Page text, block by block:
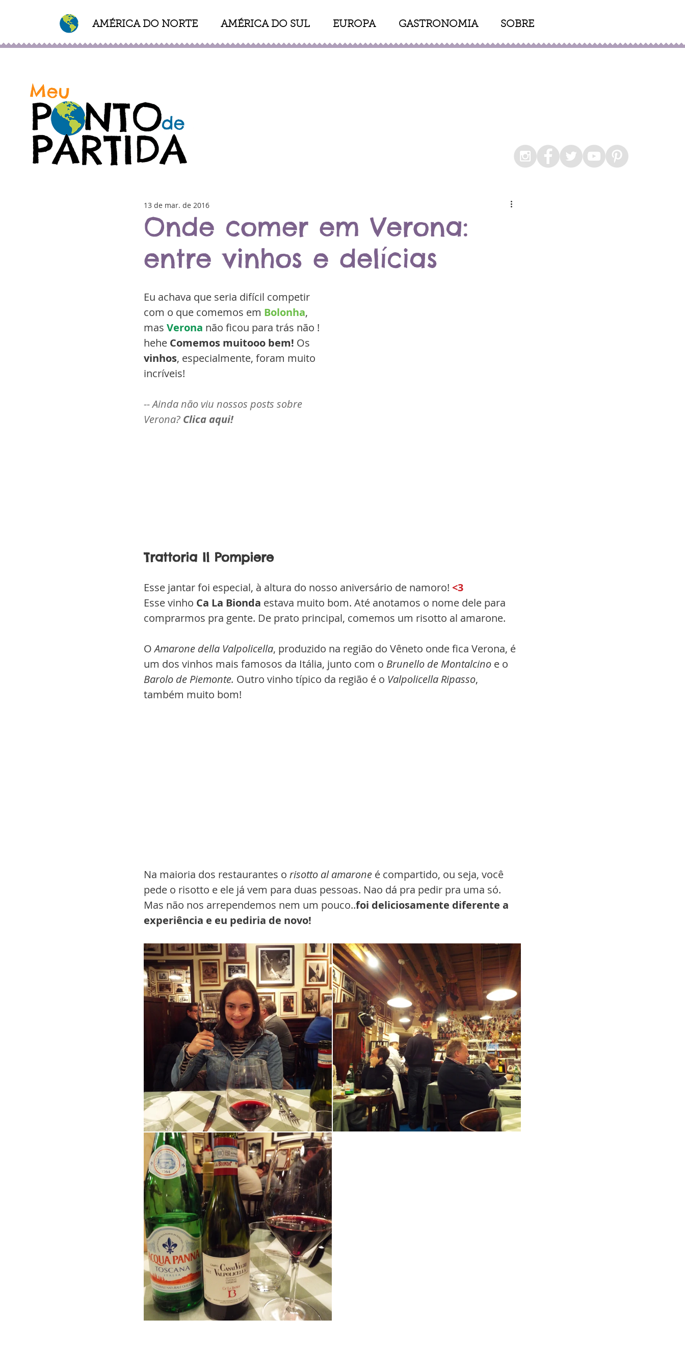
AMÉRICA DO NORTE AMÉRICA DO SUL EUROPA GASTRONOMIA SOBRE
Partida Blog Roteiros e Dicas de Viagem
Onde comer em Verona:
entre vinhos e delícias
13 de mar. de 2016
Eu achava que seria difícil competir
com o que comemos em Bolonha,
mas Verona não ficou para trás não !
hehe Comemos muitooo bem! Os
vinhos, especialmente, foram muito
incríveis!
-- Ainda não viu nossos posts sobre
Verona? Clica aqui!
Trattoria Il Pompiere
Esse jantar foi especial, à altura do nosso aniversário de namoro! <3
Esse vinho Ca La Bionda estava muito bom. Até anotamos o nome dele para
comprarmos pra gente. De prato principal, comemos um risotto al amarone.
O Amarone della Valpolicella, produzido na região do Vêneto onde fica Verona, é
um dos vinhos mais famosos da Itália, junto com o Brunello de Montalcino e o
Barolo de Piemonte. Outro vinho típico da região é o Valpolicella Ripasso,
também muito bom!
Na maioria dos restaurantes o risotto al amarone é compartido, ou seja, você
pede o risotto e ele já vem para duas pessoas. Nao dá pra pedir pra uma só.
Mas não nos arrependemos nem um pouco..foi deliciosamente diferente a
experiência e eu pediria de novo!